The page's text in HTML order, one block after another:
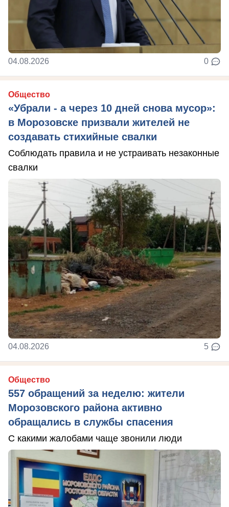
04.08.2026 0
Общество
«Убрали - а через 10 дней снова мусор»:
в Морозовске призвали жителей не
создавать стихийные свалки
Соблюдать правила и не устраивать незаконные
свалки
04.08.2026 5
Общество
557 обращений за неделю: жители
Морозовского района активно
обращались в службы спасения
С какими жалобами чаще звонили люди